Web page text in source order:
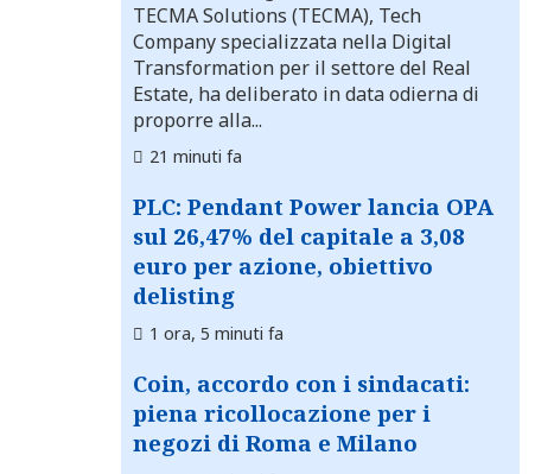
TECMA Solutions (TECMA), Tech
Company specializzata nella Digital
Transformation per il settore del Real
Estate, ha deliberato in data odierna di
proporre alla...
21 minuti fa
PLC: Pendant Power lancia OPA
sul 26,47% del capitale a 3,08
euro per azione, obiettivo
delisting
1 ora, 5 minuti fa
Coin, accordo con i sindacati:
piena ricollocazione per i
negozi di Roma e Milano